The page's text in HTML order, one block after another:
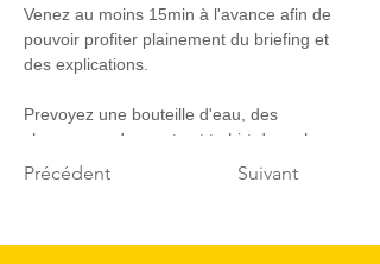
Venez au moins 15min à l'avance afin de
pouvoir profiter plainement du briefing et
des explications.
Prevoyez une bouteille d'eau, des
chaussures de sports et t-shirt de rechange.
Précédent Suivant